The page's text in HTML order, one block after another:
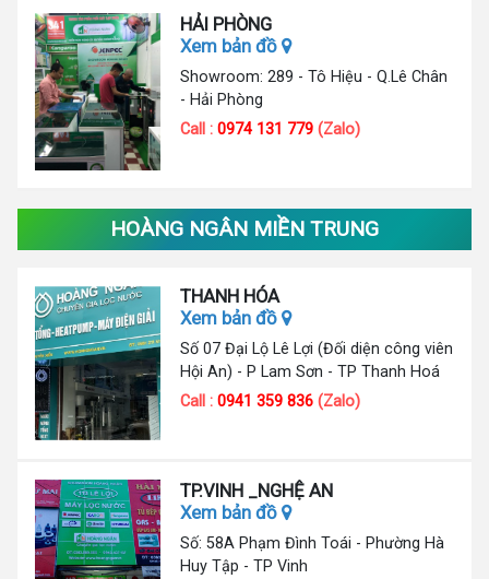
HẢI PHÒNG
Xem bản đồ
Showroom: 289 - Tô Hiệu - Q.Lê Chân
- Hải Phòng
Call :0974 131 779 (Zalo)
HOÀNG NGÂN MIỀN TRUNG
THANH HÓA
Xem bản đồ
Số 07 Đại Lộ Lê Lợi (Đối diện công viên
Hội An) - P Lam Sơn - TP Thanh Hoá
Call :0941 359 836 (Zalo)
TP.VINH _NGHỆ AN
Xem bản đồ
Số: 58A Phạm Đình Toái - Phường Hà
Huy Tập - TP Vinh